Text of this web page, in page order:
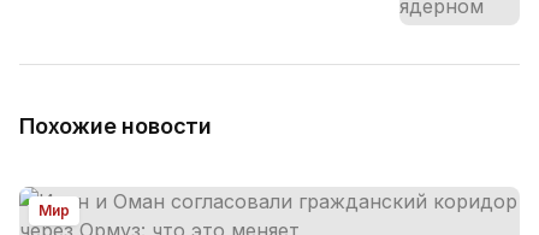
Похожие новости
Мир